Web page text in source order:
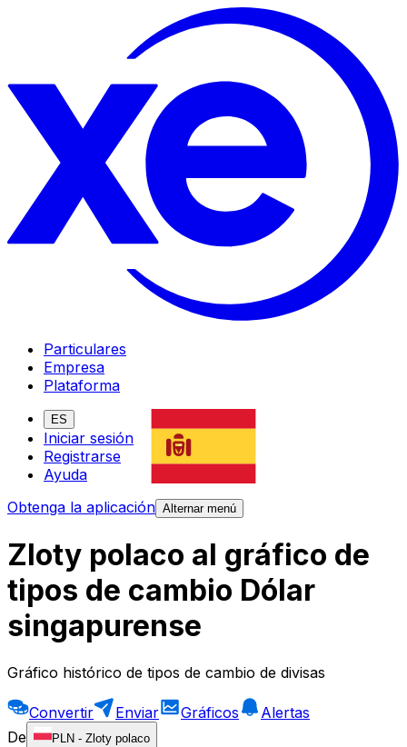
Particulares
Empresa
Plataforma
ES
Iniciar sesión
Registrarse
Ayuda
Obtenga la aplicación Alternar menú
Zloty polaco al gráfico de
tipos de cambio Dólar
singapurense
Gráfico histórico de tipos de cambio de divisas
Convertir Enviar Gráficos
Alertas
De
PLN - Zloty polaco